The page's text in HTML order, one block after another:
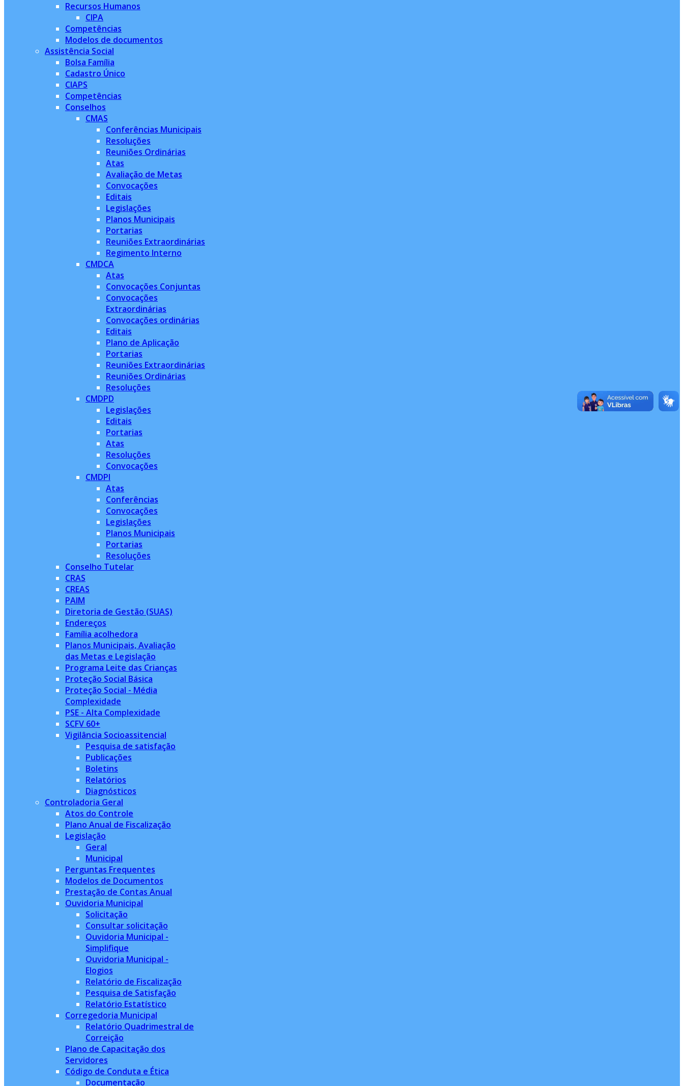
Recursos Humanos
CIPA
Competências
Modelos de documentos
Assistência Social
Bolsa Família
Cadastro Único
CIAPS
Competências
Conselhos
CMAS
Conferências Municipais
Resoluções
Reuniões Ordinárias
Atas
Avaliação de Metas
Convocações
Editais
Legislações
Planos Municipais
Portarias
Reuniões Extraordinárias
Regimento Interno
CMDCA
Atas
Convocações Conjuntas
Convocações
Extraordinárias
Convocações ordinárias
Editais
Plano de Aplicação
Portarias
Reuniões Extraordinárias
Reuniões Ordinárias
Resoluções
CMDPD
Legislações
Editais
Portarias
Atas
Resoluções
Convocações
CMDPI
Atas
Conferências
Convocações
Legislações
Planos Municipais
Portarias
Resoluções
Conselho Tutelar
CRAS
CREAS
PAIM
Diretoria de Gestão (SUAS)
Endereços
Família acolhedora
Planos Municipais, Avaliação
das Metas e Legislação
Programa Leite das Crianças
Proteção Social Básica
Proteção Social - Média
Complexidade
PSE - Alta Complexidade
SCFV 60+
Vigilância Socioassitencial
Pesquisa de satisfação
Publicações
Boletins
Relatórios
Diagnósticos
Controladoria Geral
Atos do Controle
Plano Anual de Fiscalização
Legislação
Geral
Municipal
Perguntas Frequentes
Modelos de Documentos
Prestação de Contas Anual
Ouvidoria Municipal
Solicitação
Consultar solicitação
Ouvidoria Municipal -
Simplifique
Ouvidoria Municipal -
Elogios
Relatório de Fiscalização
Pesquisa de Satisfação
Relatório Estatístico
Corregedoria Municipal
Relatório Quadrimestral de
Correição
Plano de Capacitação dos
Servidores
Código de Conduta e Ética
Documentação